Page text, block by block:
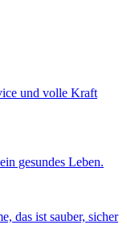
und volle Kraft
gesundes Leben.
das ist sauber, sicher